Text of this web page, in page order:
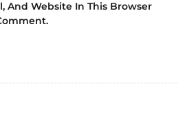
And Website In This Browser